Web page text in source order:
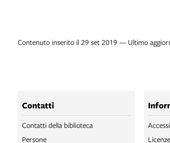
Contenuto inserito il 29 set 2019 — Ultimo
Contatti
Contatti della biblioteca
Persone